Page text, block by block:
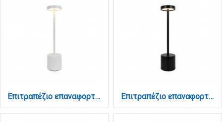
Επιτραπέζιο επαναφορτιζόμενο φωτιστικό 1W 3000K σε λευκή απόχρωση (3035-White) Επιτραπέζιο επαναφορτιζόμενο φωτιστικό 1W 3000K σε μαύρη απόχρωση (3035-Black)